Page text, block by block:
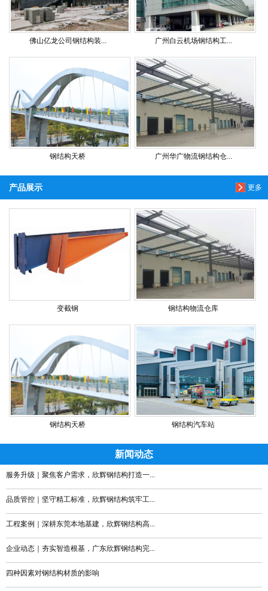
佛山亿龙公司钢结构装... 广州白云机场钢结构工...
钢结构天桥 广州华广物流钢结构仓...
更多
产品展示
变截钢 钢结构物流仓库
钢结构天桥 钢结构汽车站
新闻动态
服务升级｜聚焦客户需求，欣辉钢结构打造一...
品质管控｜坚守精工标准，欣辉钢结构筑牢工...
工程案例｜深耕东莞本地基建，欣辉钢结构高...
企业动态｜夯实智造根基，广东欣辉钢结构完...
四种因素对钢结构材质的影响